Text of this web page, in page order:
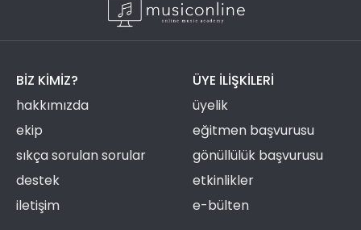
BIZ KIMIZ?
hakkımızda
ekip
sıkça sorulan sorular
destek
iletişim
ÜYE ILIŞKILERI
üyelik
eğitmen başvurusu
gönüllülük başvurusu
etkinlikler
e-bülten